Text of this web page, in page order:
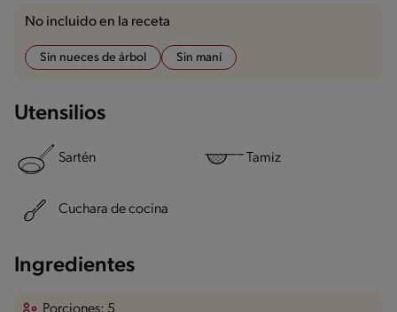
No incluido en la receta
Sin nueces de árbol Sin maní
Utensilios
Sartén Tamiz
Cuchara de cocina
Ingredientes